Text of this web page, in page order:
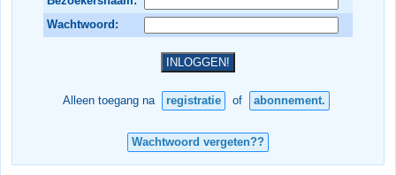
Wachtwoord:
Alleen toegang na registratie of abonnement.
Wachtwoord vergeten??